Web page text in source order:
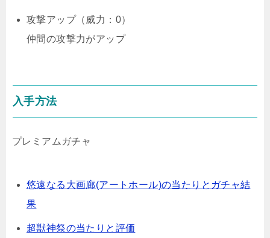
攻撃アップ（威力：0）
仲間の攻撃力がアップ
入手方法
プレミアムガチャ
悠遠なる大画廊(アートホール)の当たりとガチャ結
果
超獣神祭の当たりと評価